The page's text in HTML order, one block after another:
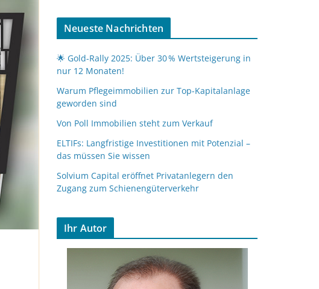
Neueste Nachrichten
🌟 Gold-Rally 2025: Über 30 % Wertsteigerung in
nur 12 Monaten!
Warum Pflegeimmobilien zur Top-Kapitalanlage
geworden sind
Von Poll Immobilien steht zum Verkauf
ELTIFs: Langfristige Investitionen mit Potenzial –
das müssen Sie wissen
Solvium Capital eröffnet Privatanlegern den
Zugang zum Schienengüterverkehr
Ihr Autor